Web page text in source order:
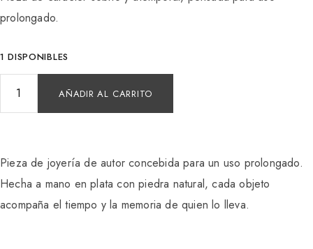
prolongado.
1 DISPONIBLES
AÑADIR AL CARRITO
Pieza de joyería de autor concebida para un uso prolongado.
Hecha a mano en plata con piedra natural, cada objeto
acompaña el tiempo y la memoria de quien lo lleva.